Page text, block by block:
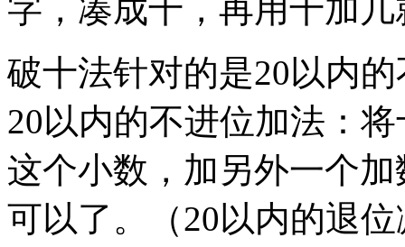
字，凑成十，再用十加
破十法针对的是20以内
20以内的不进位加法：
这个小数，加另外一个
可以了。（20以内的退